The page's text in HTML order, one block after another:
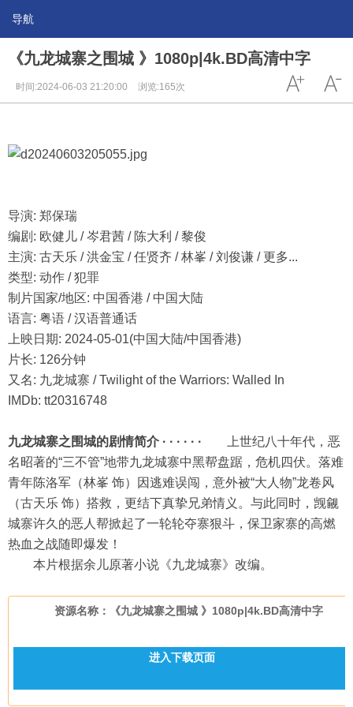
导航
《九龙城寨之围城 》1080p|4k.BD高清中字
时间:2024-06-03 21:20:00 浏览:165次
导演: 郑保瑞
编剧: 欧健儿 / 岑君茜 / 陈大利 / 黎俊
主演: 古天乐 / 洪金宝 / 任贤齐 / 林峯 / 刘俊谦 / 更多...
类型: 动作 / 犯罪
制片国家/地区: 中国香港 / 中国大陆
语言: 粤语 / 汉语普通话
上映日期: 2024-05-01(中国大陆/中国香港)
片长: 126分钟
又名: 九龙城寨 / Twilight of the Warriors: Walled In
IMDb: tt20316748
九龙城寨之围城的剧情简介 · · · · · · 上世纪八十年代，恶
名昭著的“三不管”地带九龙城寨中黑帮盘踞，危机四伏。落难
青年陈洛军（林峯 饰）因逃难误闯，意外被“大人物”龙卷风
（古天乐 饰）搭救，更结下真挚兄弟情义。与此同时，觊觎
城寨许久的恶人帮掀起了一轮轮夺寨狠斗，保卫家寨的高燃
热血之战随即爆发！
本片根据余儿原著小说《九龙城寨》改编。
资源名称：《九龙城寨之围城 》1080p|4k.BD高清中字
进入下载页面